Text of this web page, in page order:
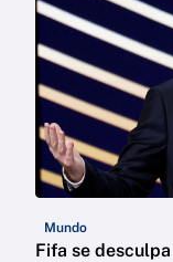
Mundo
Fifa se